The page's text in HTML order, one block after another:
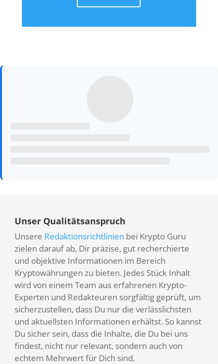
Unser Qualitätsanspruch
Unsere Redaktionsrichtlinien bei Krypto Guru
zielen darauf ab, Dir präzise, gut recherchierte
und objektive Informationen im Bereich
Kryptowährungen zu bieten. Jedes Stück Inhalt
wird von einem Team aus erfahrenen Krypto-
Experten und Redakteuren sorgfältig geprüft, um
sicherzustellen, dass Du nur die verlässlichsten
und aktuellsten Informationen erhältst. So kannst
Du sicher sein, dass die Inhalte, die Du bei uns
findest, nicht nur relevant, sondern auch von
echtem Mehrwert für Dich sind.